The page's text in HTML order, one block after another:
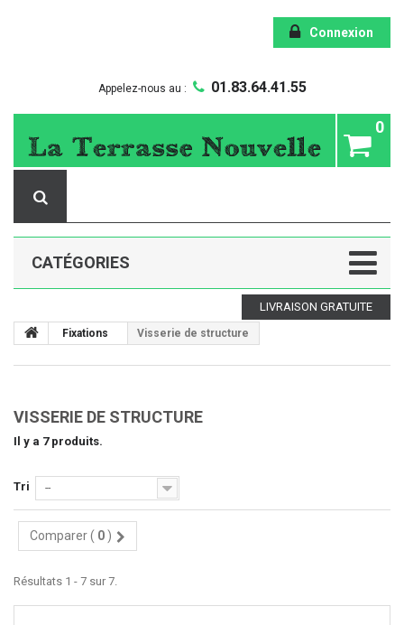
Connexion
Appelez-nous au : 01.83.64.41.55
CATÉGORIES
0
LIVRAISON GRATUITE
Fixations Visserie de structure
VISSERIE DE STRUCTURE
Il y a 7 produits.
Tri --
Comparer ( 0 )
Résultats 1 - 7 sur 7.